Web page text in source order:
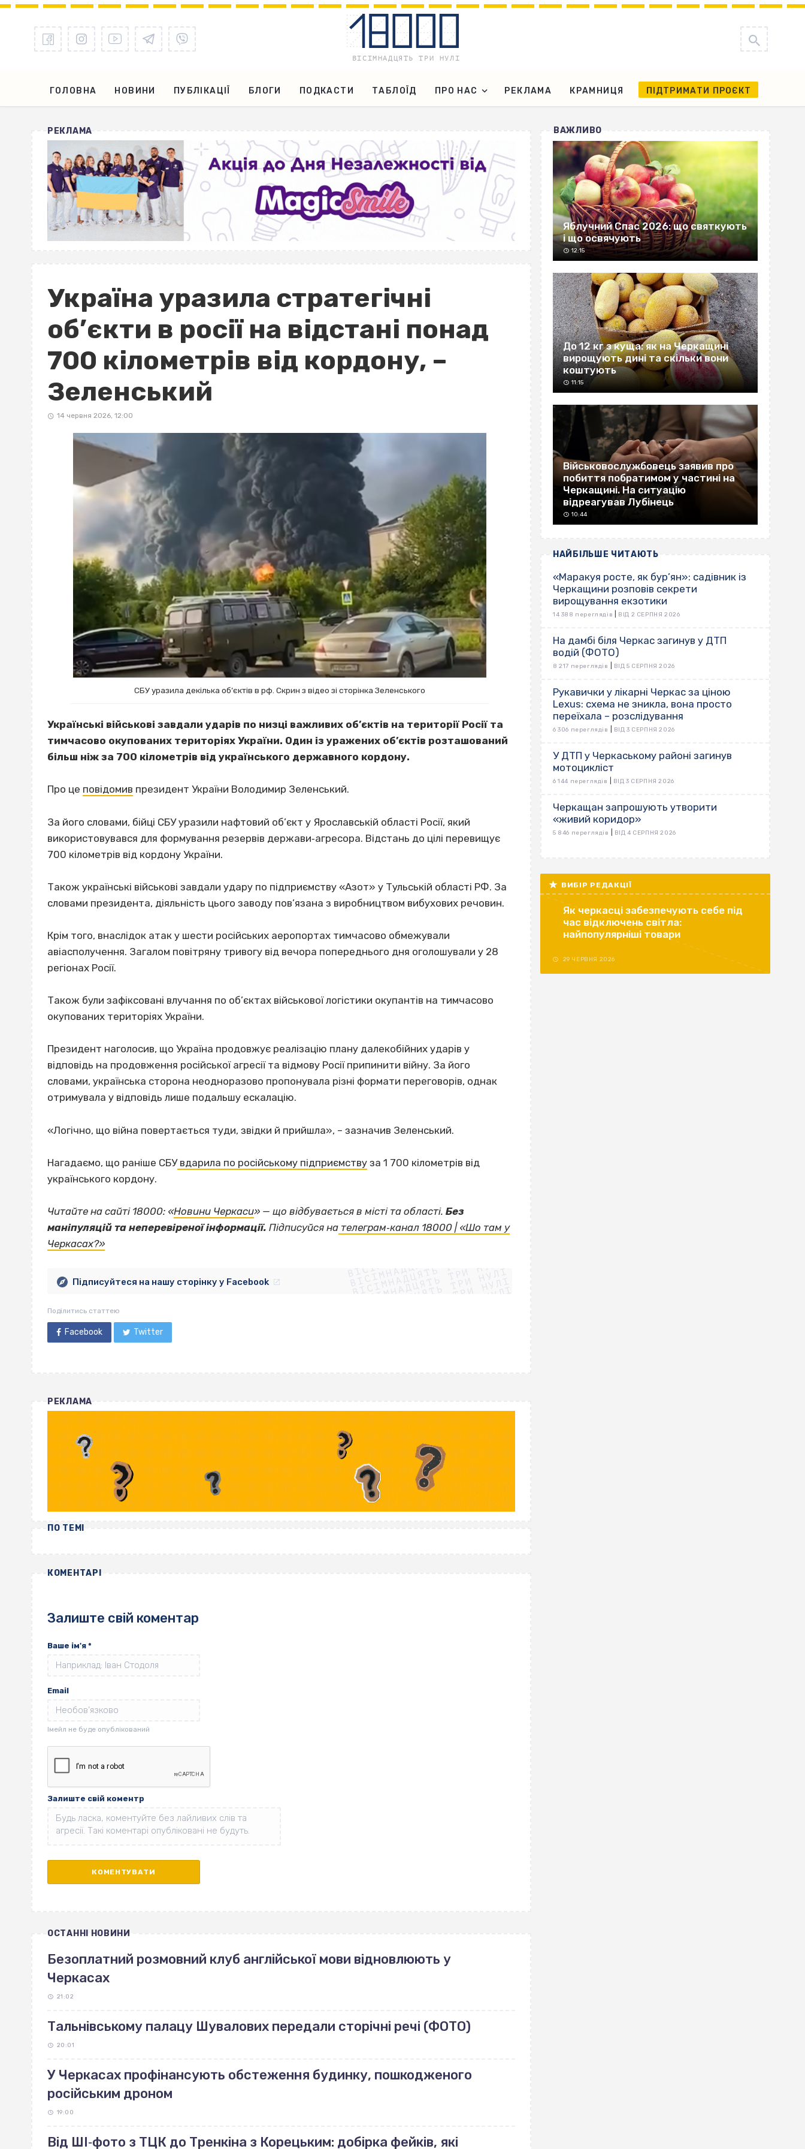
ГОЛОВНА НОВИНИ ПУБЛІКАЦІЇ БЛОГИ ПОДКАСТИ ТАБЛОЇД ПРО НАС РЕКЛАМА КРАМНИЦЯ ПІДТРИМАТИ ПРОЄКТ
РЕКЛАМА
Україна уразила стратегічні
об’єкти в росії на відстані понад
700 кілометрів від кордону, –
Зеленський
14 червня 2026, 12:00
СБУ уразила декілька об’єктів в рф. Скрин з відео зі сторінка Зеленського
Українські військові завдали ударів по низці важливих об’єктів на території Росії та
тимчасово окупованих територіях України. Один із уражених об’єктів розташований
більш ніж за 700 кілометрів від українського державного кордону.
Про це повідомив президент України Володимир Зеленський.
За його словами, бійці СБУ уразили нафтовий об’єкт у Ярославській області Росії, який
використовувався для формування резервів держави‐агресора. Відстань до цілі перевищує
700 кілометрів від кордону України.
Також українські військові завдали удару по підприємству «Азот» у Тульській області РФ. За
словами президента, діяльність цього заводу пов’язана з виробництвом вибухових речовин.
Крім того, внаслідок атак у шести російських аеропортах тимчасово обмежували
авіасполучення. Загалом повітряну тривогу від вечора попереднього дня оголошували у 28
регіонах Росії.
Також були зафіксовані влучання по об’єктах військової логістики окупантів на тимчасово
окупованих територіях України.
Президент наголосив, що Україна продовжує реалізацію плану далекобійних ударів у
відповідь на продовження російської агресії та відмову Росії припинити війну. За його
словами, українська сторона неодноразово пропонувала різні формати переговорів, однак
отримувала у відповідь лише подальшу ескалацію.
«Логічно, що війна повертається туди, звідки й прийшла», – зазначив Зеленський.
Нагадаємо, що раніше СБУвдарила по російському підприємству за 1 700 кілометрів від
українського кордону.
Читайте на сайті 18000: «Новини Черкаси» — що відбувається в місті та області. Без
маніпуляцій та неперевіреної інформації. Підписуйся на телеграм‐канал 18000 | «Шо там у
Черкасах?»
ВІСІМНАДЦЯТЬ ТРИ НУЛІ
ВІСІМНАДЦЯТЬ ТРИ НУЛІ
ВІСІМНАДЦЯТЬ ТРИ НУЛІ
ВІСІМНАДЦЯТЬ ТРИ НУЛІ
ВІСІМНАДЦЯТЬ ТРИ НУЛІ
ВІСІМНАДЦЯТЬ ТРИ НУЛІ
ВІСІМНАДЦЯТЬ ТРИ НУЛІ
Підписуйтеся на нашу сторінку у Facebook
Поділитись статтею
Facebook Twitter
РЕКЛАМА
ПО ТЕМІ
КОМЕНТАРІ
Залиште свій коментар
Ваше ім'я *
Email
Залиште свій коментр
ОСТАННІ НОВИНИ
Безоплатний розмовний клуб англійської мови відновлюють у
Черкасах
21:02
Тальнівському палацу Шувалових передали сторічні речі (ФОТО)
20:01
У Черкасах профінансують обстеження будинку, пошкодженого
російським дроном
19:00
Від ШІ‐фото з ТЦК до Тренкіна з Корецьким: добірка фейків, які
ВАЖЛИВО
Яблучний Спас 2026: що святкують
і що освячують
12:15
До 12 кг з куща: як на Черкащині
вирощують дині та скільки вони
коштують
11:15
Військовослужбовець заявив про
побиття побратимом у частині на
Черкащині. На ситуацію
відреагував Лубінець
10:44
НАЙБІЛЬШЕ ЧИТАЮТЬ
«Маракуя росте, як бур’ян»: садівник із
Черкащини розповів секрети
вирощування екзотики
14 388 переглядів ВІД 2 СЕРПНЯ 2026
На дамбі біля Черкас загинув у ДТП
водій (ФОТО)
8 217 переглядів ВІД 5 СЕРПНЯ 2026
Рукавички у лікарні Черкас за ціною
Lexus: схема не зникла, вона просто
переїхала – розслідування
6 306 переглядів ВІД 3 СЕРПНЯ 2026
У ДТП у Черкаському районі загинув
мотоцикліст
6 144 переглядів ВІД 3 СЕРПНЯ 2026
Черкащан запрошують утворити
«живий коридор»
5 846 переглядів ВІД 4 СЕРПНЯ 2026
ВИБІР РЕДАКЦІЇ
Як черкасці забезпечують себе під
час відключень світла:
найпопулярніші товари
29 ЧЕРВНЯ 2026